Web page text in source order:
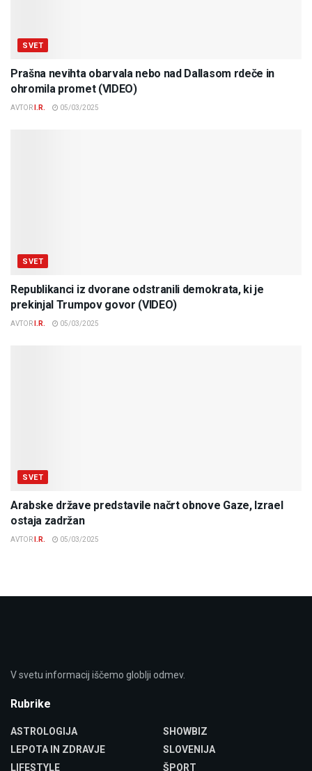
SVET
Prašna nevihta obarvala nebo nad Dallasom rdeče in
ohromila promet (VIDEO)
AVTOR I.R. 05/03/2025
SVET
Republikanci iz dvorane odstranili demokrata, ki je
prekinjal Trumpov govor (VIDEO)
AVTOR I.R. 05/03/2025
SVET
Arabske države predstavile načrt obnove Gaze, Izrael
ostaja zadržan
AVTOR I.R. 05/03/2025
V svetu informacij iščemo globlji odmev.
Rubrike
ASTROLOGIJA
LEPOTA IN ZDRAVJE
LIFESTYLE
SHOWBIZ
SLOVENIJA
ŠPORT